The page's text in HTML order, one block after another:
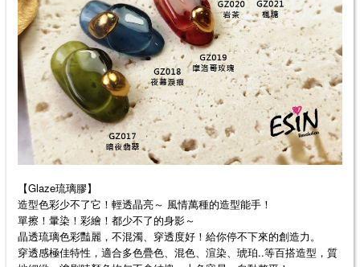
【Glaze琉璃膠】
造型色彩少不了它！輕透晶亮～ 風情萬種的造型能手！
單擦！暈染！彩繪！都少不了的身影～
晶透琉璃色彩豔麗，不混濁、穿透度好！給你停不下來的創造力。
穿透感極佳特性，適合多色疊色、混色、渲染、琥珀..等百搭造型，質